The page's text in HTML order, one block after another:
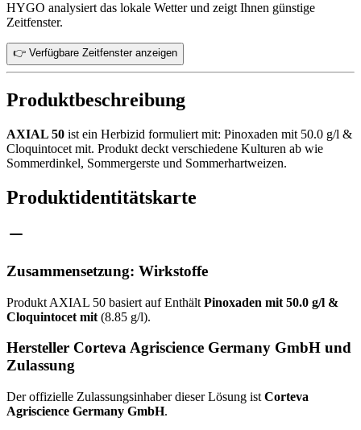
HYGO analysiert das lokale Wetter und zeigt Ihnen günstige
Zeitfenster.
👉 Verfügbare Zeitfenster anzeigen
Produktbeschreibung
AXIAL 50 ist ein Herbizid formuliert mit: Pinoxaden mit 50.0 g/l &
Cloquintocet mit. Produkt deckt verschiedene Kulturen ab wie
Sommerdinkel, Sommergerste und Sommerhartweizen.
Produktidentitätskarte
Zusammensetzung: Wirkstoffe
Produkt AXIAL 50 basiert auf Enthält Pinoxaden mit 50.0 g/l &
Cloquintocet mit (8.85 g/l).
Hersteller Corteva Agriscience Germany GmbH und
Zulassung
Der offizielle Zulassungsinhaber dieser Lösung ist Corteva
Agriscience Germany GmbH.